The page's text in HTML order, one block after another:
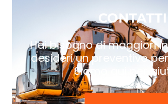
CONTATTI
Hai bisogno di maggiori
desideri un preventivo
Siamo qui per